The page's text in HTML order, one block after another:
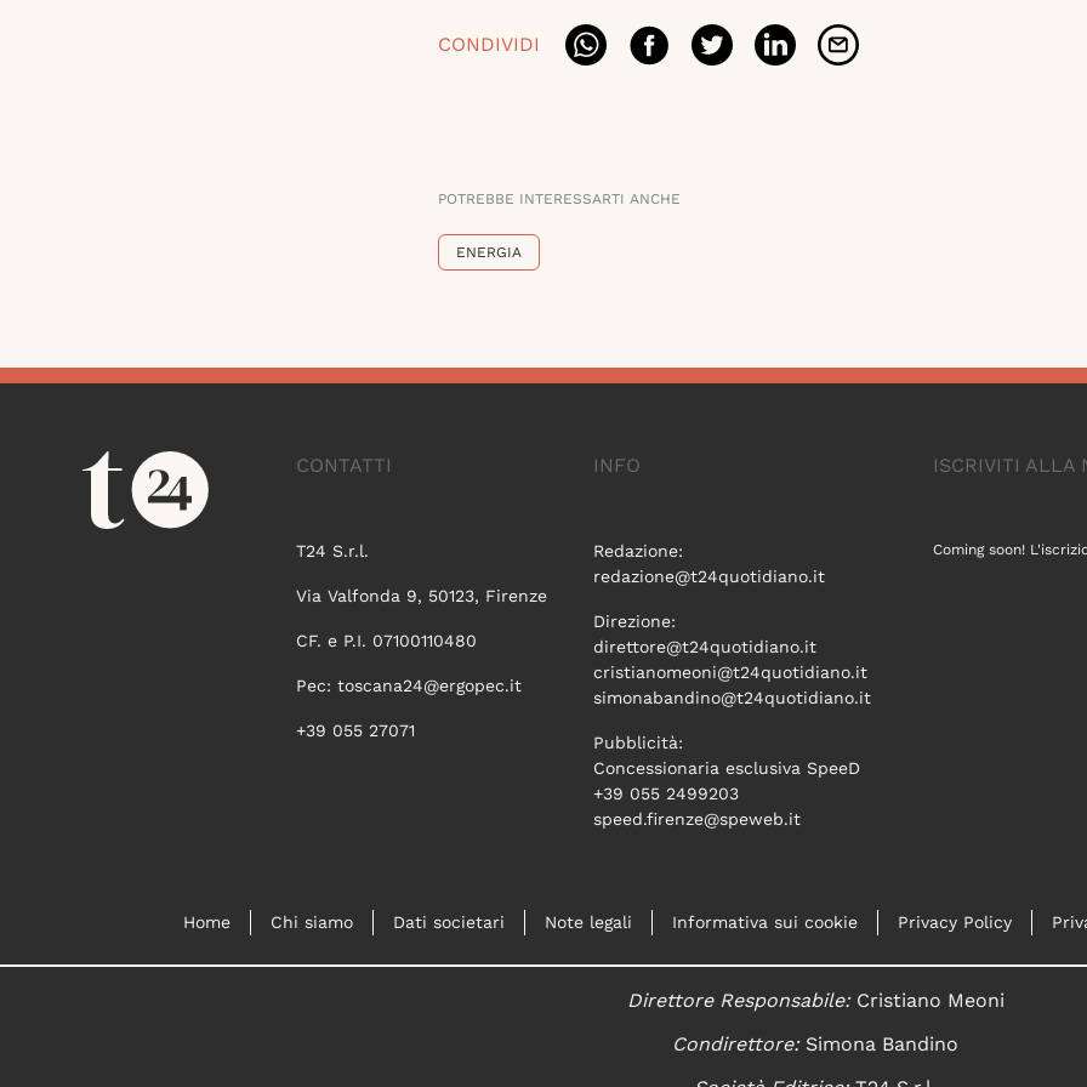
CONDIVIDI
POTREBBE INTERESSARTI ANCHE
ENERGIA
CONTATTI
T24 S.r.l.
Via Valfonda 9, 50123, Firenze
CF. e P.I. 07100110480
Pec: toscana24@ergopec.it
+39 055 27071
INFO
Redazione:
redazione@t24quotidiano.it
Direzione:
direttore@t24quotidiano.it
cristianomeoni@t24quotidiano.it
simonabandino@t24quotidiano.it
Pubblicità:
Concessionaria esclusiva SpeeD
+39 055 2499203
speed.firenze@speweb.it
ISCRIVITI ALLA
Coming soon!
Home Chi siamo Dati societari Note legali Informativa sui cookie Privacy Policy
Direttore Responsabile:Cristiano Meoni
Condirettore:Simona Bandino